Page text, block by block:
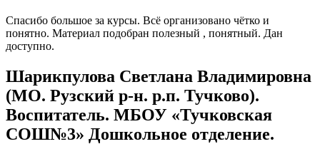
Спасибо большое за курсы. Всё организовано чётко и
понятно. Материал подобран полезный , понятный. Дан
доступно.
Шарикпулова Светлана Владимировна
(МО. Рузский р-н. р.п. Тучково).
Воспитатель. МБОУ «Тучковская
СОШ№3» Дошкольное отделение.